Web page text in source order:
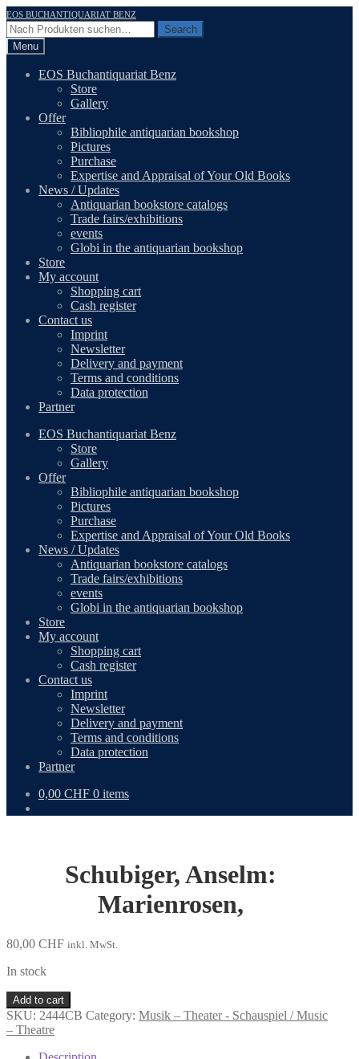
Skip
to
navigation
Skip
to
content
EOS BUCHANTIQUARIAT BENZ
Search
for:
Search
Menu
EOS Buchantiquariat Benz
Store
Gallery
Offer
Bibliophile antiquarian bookshop
Pictures
Purchase
Expertise and Appraisal of Your Old Books
News / Updates
Antiquarian bookstore catalogs
Trade fairs/exhibitions
events
Globi in the antiquarian bookshop
Store
My account
Shopping cart
Cash register
Contact us
Imprint
Newsletter
Delivery and payment
Terms and conditions
Data protection
Partner
EOS Buchantiquariat Benz
Store
Gallery
Offer
Bibliophile antiquarian bookshop
Pictures
Purchase
Expertise and Appraisal of Your Old Books
News / Updates
Antiquarian bookstore catalogs
Trade fairs/exhibitions
events
Globi in the antiquarian bookshop
Store
My account
Shopping cart
Cash register
Contact us
Imprint
Newsletter
Delivery and payment
Terms and conditions
Data protection
Partner
0,00 CHF 0 items
Schubiger, Anselm:
Marienrosen,
80,00 CHF inkl. MwSt.
In stock
Schubiger,
Anselm:
Marienrosen,
Add to cart
SKU: 2444CB Category: Musik – Theater - Schauspiel / Music
– Theatre